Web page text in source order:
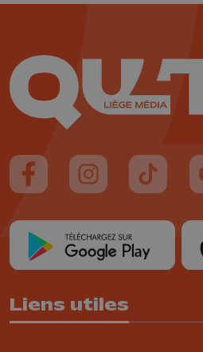
Suivez-nous sur FaceBook
Suivez-nous sur
Suivez-
Liens utiles